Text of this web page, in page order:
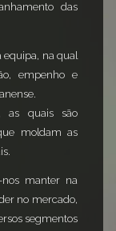
das
equipa, na qual
empenho e
as quais são
moldam as
manter na
no mercado,
segmentos